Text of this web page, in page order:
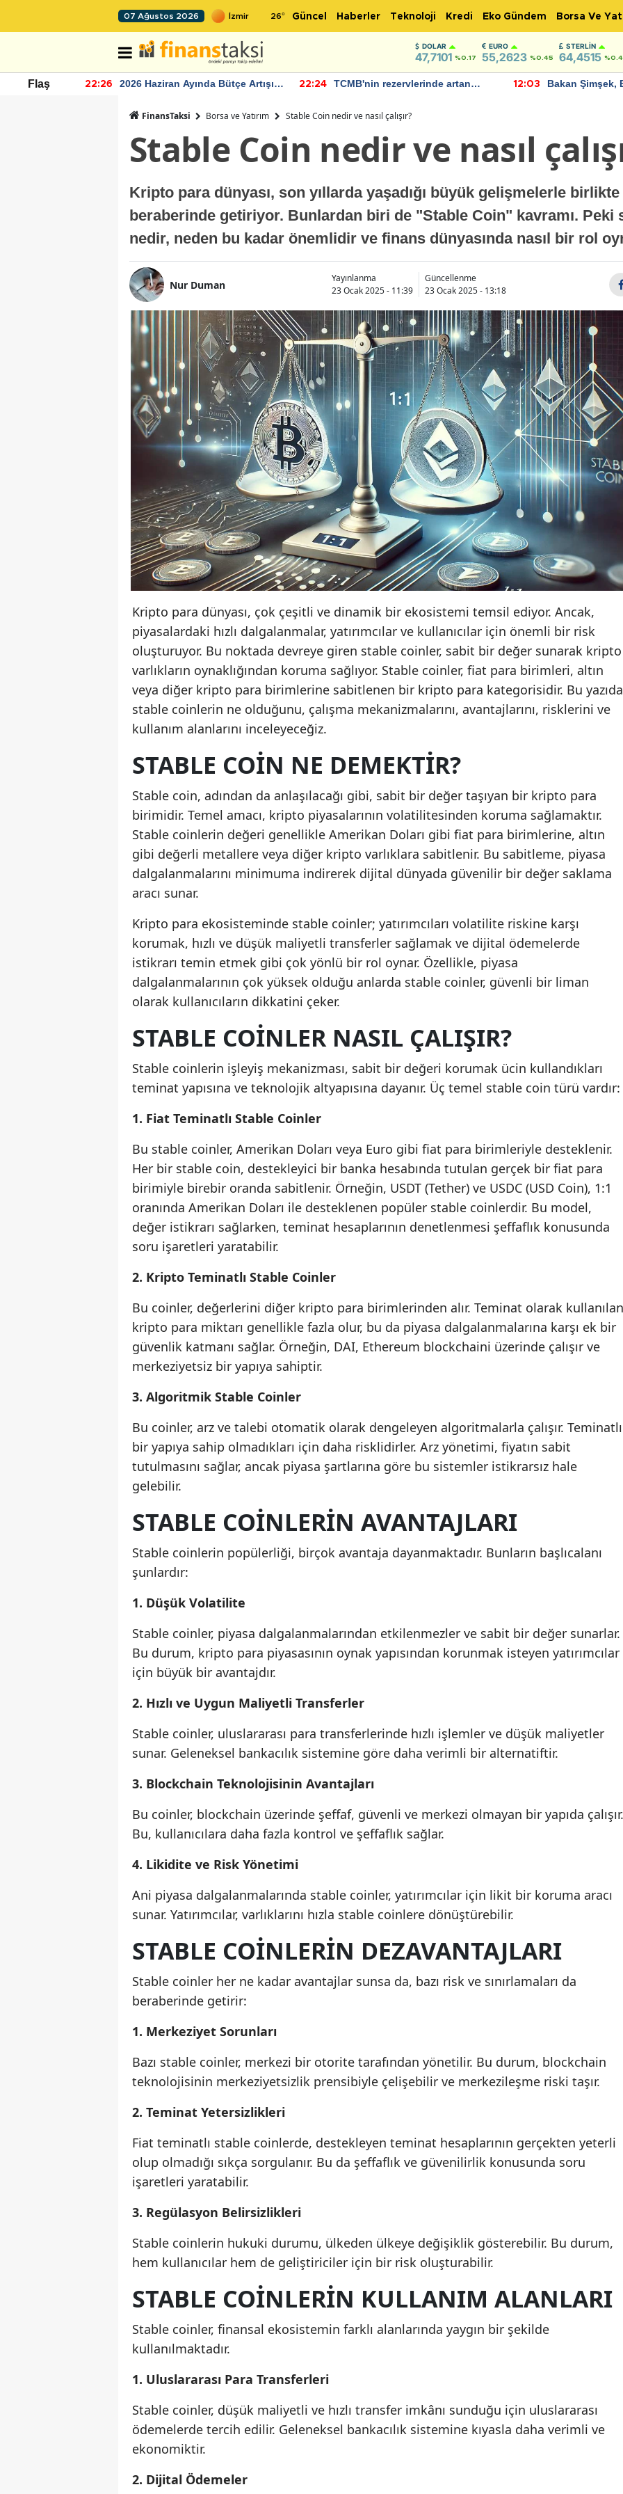
07 Ağustos 2026 26° Güncel Haberler Teknoloji Kredi Eko Gündem Borsa Ve
DOLAR
47,7101 %0.17
EURO
55,2623 %0.45
STERLIN
64,4515
Flaş 22:26
2026 Haziran Ayında Bütçe Artışı
22:24
TCMB'nin rezervlerinde artan
12:03
Bakan Şimşek,
FinansTaksi Borsa ve Yatırım Stable Coin nedir ve nasıl çalışır?
Stable Coin nedir ve nasıl
Kripto para dünyası, son yıllarda yaşadığı büyük gelişmelerle
beraberinde getiriyor. Bunlardan biri de "Stable Coin" kavramı. Peki
nedir, neden bu kadar önemlidir ve finans dünyasında nasıl bir rol
Nur Duman
Yayınlanma
23 Ocak 2025 - 11:39
Güncellenme
23 Ocak 2025 - 13:18
Kripto para dünyası, çok çeşitli ve dinamik bir ekosistemi temsil ediyor. Ancak,
piyasalardaki hızlı dalgalanmalar, yatırımcılar ve kullanıcılar için önemli bir risk
oluşturuyor. Bu noktada devreye giren stable coinler, sabit bir değer sunarak kripto
varlıkların oynaklığından koruma sağlıyor. Stable coinler, fiat para birimleri, altın
veya diğer kripto para birimlerine sabitlenen bir kripto para kategorisidir. Bu
stable coinlerin ne olduğunu, çalışma mekanizmalarını, avantajlarını, risklerini ve
kullanım alanlarını inceleyeceğiz.
STABLE COIN NE DEMEKTIR?
Stable coin, adından da anlaşılacağı gibi, sabit bir değer taşıyan bir kripto para
birimidir. Temel amacı, kripto piyasalarının volatilitesinden koruma sağlamaktır.
Stable coinlerin değeri genellikle Amerikan Doları gibi fiat para birimlerine, altın
gibi değerli metallere veya diğer kripto varlıklara sabitlenir. Bu sabitleme, piyasa
dalgalanmalarını minimuma indirerek dijital dünyada güvenilir bir değer saklama
aracı sunar.
Kripto para ekosisteminde stable coinler; yatırımcıları volatilite riskine karşı
korumak, hızlı ve düşük maliyetli transferler sağlamak ve dijital ödemelerde
istikrarı temin etmek gibi çok yönlü bir rol oynar. Özellikle, piyasa
dalgalanmalarının çok yüksek olduğu anlarda stable coinler, güvenli bir liman
olarak kullanıcıların dikkatini çeker.
STABLE COINLER NASIL ÇALIŞIR?
Stable coinlerin işleyiş mekanizması, sabit bir değeri korumak ücin kullandıkları
teminat yapısına ve teknolojik altyapısına dayanır. Üç temel stable coin türü vardır:
1. Fiat Teminatlı Stable Coinler
Bu stable coinler, Amerikan Doları veya Euro gibi fiat para birimleriyle desteklenir.
Her bir stable coin, destekleyici bir banka hesabında tutulan gerçek bir fiat para
birimiyle birebir oranda sabitlenir. Örneğin, USDT (Tether) ve USDC (USD Coin), 1:1
oranında Amerikan Doları ile desteklenen popüler stable coinlerdir. Bu model,
değer istikrarı sağlarken, teminat hesaplarının denetlenmesi şeffaflık konusunda
soru işaretleri yaratabilir.
2. Kripto Teminatlı Stable Coinler
Bu coinler, değerlerini diğer kripto para birimlerinden alır. Teminat olarak kullanılan
kripto para miktarı genellikle fazla olur, bu da piyasa dalgalanmalarına karşı ek bir
güvenlik katmanı sağlar. Örneğin, DAI, Ethereum blockchaini üzerinde çalışır ve
merkeziyetsiz bir yapıya sahiptir.
3. Algoritmik Stable Coinler
Bu coinler, arz ve talebi otomatik olarak dengeleyen algoritmalarla çalışır. Teminatlı
bir yapıya sahip olmadıkları için daha risklidirler. Arz yönetimi, fiyatın sabit
tutulmasını sağlar, ancak piyasa şartlarına göre bu sistemler istikrarsız hale
gelebilir.
STABLE COINLERIN AVANTAJLARI
Stable coinlerin popülerliği, birçok avantaja dayanmaktadır. Bunların başlıcalanı
şunlardır:
1. Düşük Volatilite
Stable coinler, piyasa dalgalanmalarından etkilenmezler ve sabit bir değer sunarlar.
Bu durum, kripto para piyasasının oynak yapısından korunmak isteyen yatırımcılar
için büyük bir avantajdır.
2. Hızlı ve Uygun Maliyetli Transferler
Stable coinler, uluslararası para transferlerinde hızlı işlemler ve düşük maliyetler
sunar. Geleneksel bankacılık sistemine göre daha verimli bir alternatiftir.
3. Blockchain Teknolojisinin Avantajları
Bu coinler, blockchain üzerinde şeffaf, güvenli ve merkezi olmayan bir yapıda çalışır.
Bu, kullanıcılara daha fazla kontrol ve şeffaflık sağlar.
4. Likidite ve Risk Yönetimi
Ani piyasa dalgalanmalarında stable coinler, yatırımcılar için likit bir koruma aracı
sunar. Yatırımcılar, varlıklarını hızla stable coinlere dönüştürebilir.
STABLE COINLERIN DEZAVANTAJLARI
Stable coinler her ne kadar avantajlar sunsa da, bazı risk ve sınırlamaları da
beraberinde getirir:
1. Merkeziyet Sorunları
Bazı stable coinler, merkezi bir otorite tarafından yönetilir. Bu durum, blockchain
teknolojisinin merkeziyetsizlik prensibiyle çelişebilir ve merkezileşme riski taşır.
2. Teminat Yetersizlikleri
Fiat teminatlı stable coinlerde, destekleyen teminat hesaplarının gerçekten yeterli
olup olmadığı sıkça sorgulanır. Bu da şeffaflık ve güvenilirlik konusunda soru
işaretleri yaratabilir.
3. Regülasyon Belirsizlikleri
Stable coinlerin hukuki durumu, ülkeden ülkeye değişiklik gösterebilir. Bu durum,
hem kullanıcılar hem de geliştiriciler için bir risk oluşturabilir.
STABLE COINLERIN KULLANIM ALANLARI
Stable coinler, finansal ekosistemin farklı alanlarında yaygın bir şekilde
kullanılmaktadır.
1. Uluslararası Para Transferleri
Stable coinler, düşük maliyetli ve hızlı transfer imkânı sunduğu için uluslararası
ödemelerde tercih edilir. Geleneksel bankacılık sistemine kıyasla daha verimli ve
ekonomiktir.
2. Dijital Ödemeler